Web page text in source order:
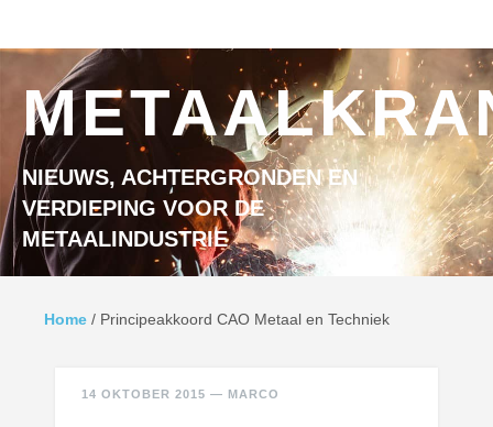
NIEUWS, ACHTERGRONDEN EN
VERDIEPING VOOR DE
METAALINDUSTRIE
Home / Principeakkoord CAO Metaal en Techniek
14 OKTOBER 2015 — MARCO